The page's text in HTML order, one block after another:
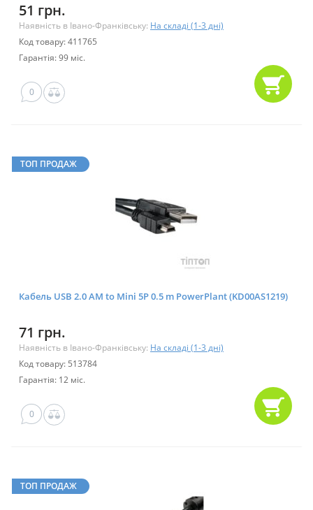
51 грн.
Наявність в Івано-Франківську: На складі (1-3 дні)
Код товару: 411765
Гарантія: 99 міс.
0
ТОП ПРОДАЖ
Кабель USB 2.0 AM to Mini 5P 0.5 m PowerPlant (KD00AS1219)
71 грн.
Наявність в Івано-Франківську: На складі (1-3 дні)
Код товару: 513784
Гарантія: 12 міс.
0
ТОП ПРОДАЖ